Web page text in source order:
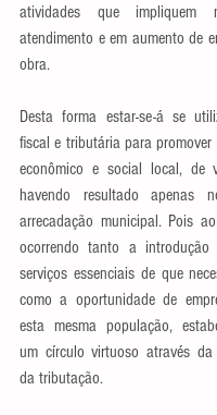
atividades que impliquem
atendimento e em aumento de
obra.
Desta forma estar-se-á se
fiscal e tributária para promover
econômico e social local, de
havendo resultado apenas
arrecadação municipal. Pois
ocorrendo tanto a
serviços essenciais de que
como a oportunidade de
esta mesma população,
um círculo virtuoso através da
da tributação.